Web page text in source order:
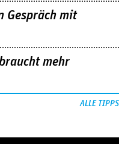
Gespräch mit
mehr
ALLE TIPPS